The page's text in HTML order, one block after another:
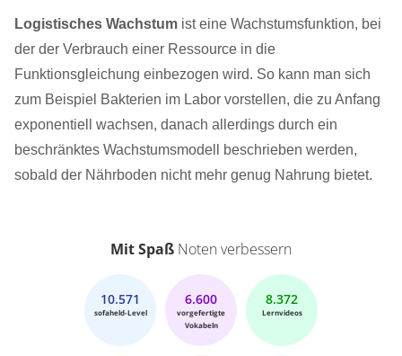
Logistisches Wachstum ist eine Wachstumsfunktion, bei
der der Verbrauch einer Ressource in die
Funktionsgleichung einbezogen wird. So kann man sich
zum Beispiel Bakterien im Labor vorstellen, die zu Anfang
exponentiell wachsen, danach allerdings durch ein
beschränktes Wachstumsmodell beschrieben werden,
sobald der Nährboden nicht mehr genug Nahrung bietet.
Mit Spaß Noten verbessern
10.571
sofaheld-Level
6.600
vorgefertigte
Vokabeln
8.372
Lernvideos